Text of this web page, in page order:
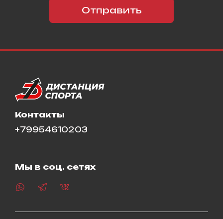
Отправить
Контакты
+79954610203
Мы в соц. сетях